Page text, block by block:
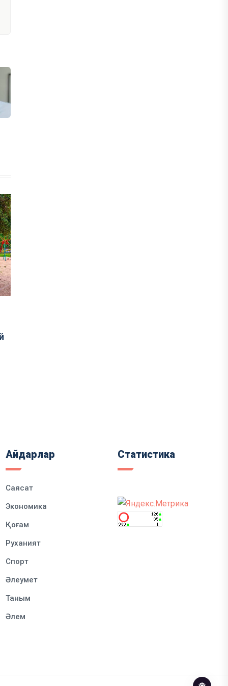
Айдарлар
Саясат
Экономика
Қоғам
Руханият
Спорт
Әлеумет
Таным
Әлем
Статистика